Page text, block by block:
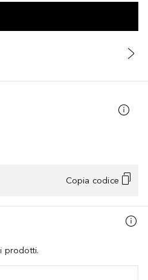
Copia codice
prodotti.